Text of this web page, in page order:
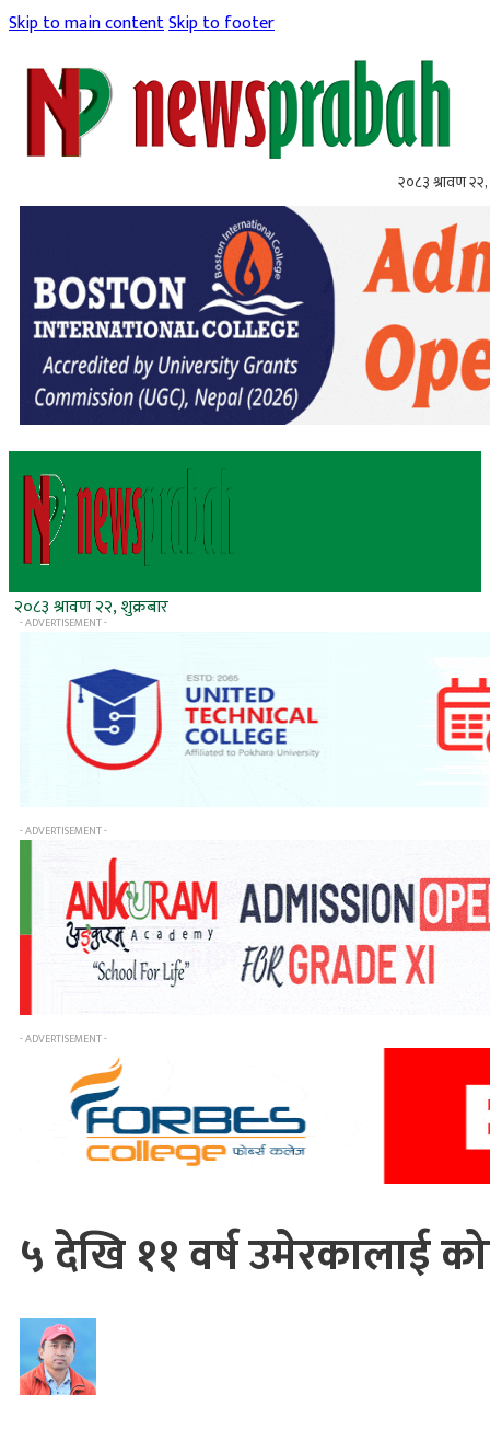
Skip to main contentSkip to footer
२०८३ श्रावण २२,
२०८३ श्रावण २२, शुक्रबार
- ADVERTISEMENT -
- ADVERTISEMENT -
- ADVERTISEMENT -
५ देखि ११ वर्ष उमेरकालाई